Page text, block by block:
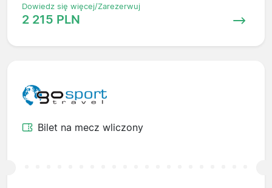
Dowiedz się więcej/Zarezerwuj
2 215 PLN
Bilet na mecz wliczony